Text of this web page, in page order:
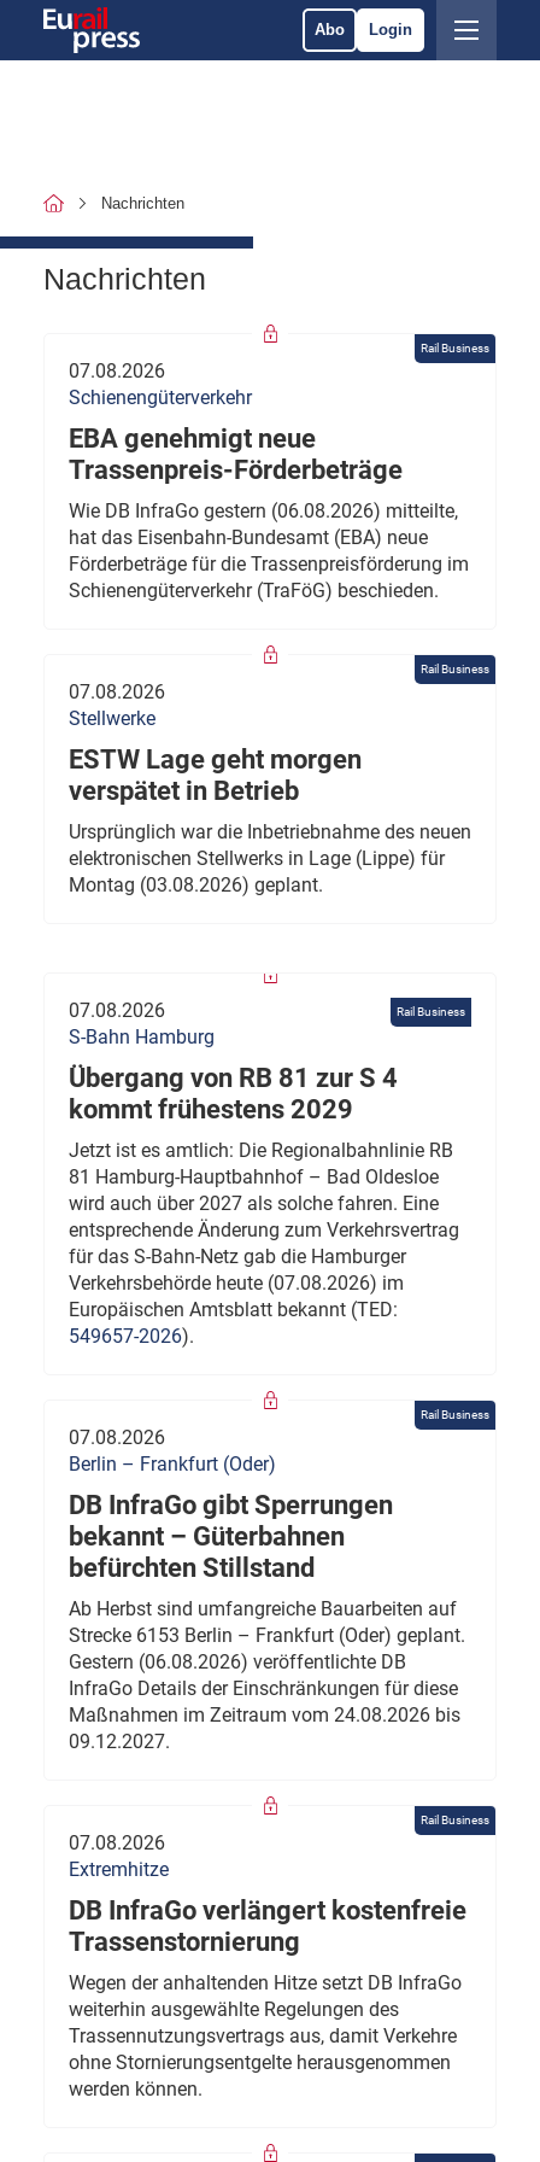
Abo Login
Nachrichten
Nachrichten
Rail Business
07.08.2026
Schienengüterverkehr
EBA genehmigt neue
Trassenpreis-Förderbeträge
Wie DB InfraGo gestern (06.08.2026) mitteilte,
hat das Eisenbahn-Bundesamt (EBA) neue
Förderbeträge für die Trassenpreisförderung im
Schienengüterverkehr (TraFöG) beschieden.
Rail Business
07.08.2026
Stellwerke
ESTW Lage geht morgen
verspätet in Betrieb
Ursprünglich war die Inbetriebnahme des neuen
elektronischen Stellwerks in Lage (Lippe) für
Montag (03.08.2026) geplant.
Rail Business
07.08.2026
S-Bahn Hamburg
Übergang von RB 81 zur S 4
kommt frühestens 2029
Jetzt ist es amtlich: Die Regionalbahnlinie RB
81 Hamburg-Hauptbahnhof – Bad Oldesloe
wird auch über 2027 als solche fahren. Eine
entsprechende Änderung zum Verkehrsvertrag
für das S-Bahn-Netz gab die Hamburger
Verkehrsbehörde heute (07.08.2026) im
Europäischen Amtsblatt bekannt (TED:
549657-2026).
Rail Business
07.08.2026
Berlin – Frankfurt (Oder)
DB InfraGo gibt Sperrungen
bekannt – Güterbahnen
befürchten Stillstand
Ab Herbst sind umfangreiche Bauarbeiten auf
Strecke 6153 Berlin – Frankfurt (Oder) geplant.
Gestern (06.08.2026) veröffentlichte DB
InfraGo Details der Einschränkungen für diese
Maßnahmen im Zeitraum vom 24.08.2026 bis
09.12.2027.
Rail Business
07.08.2026
Extremhitze
DB InfraGo verlängert kostenfreie
Trassenstornierung
Wegen der anhaltenden Hitze setzt DB InfraGo
weiterhin ausgewählte Regelungen des
Trassennutzungsvertrags aus, damit Verkehre
ohne Stornierungsentgelte herausgenommen
werden können.